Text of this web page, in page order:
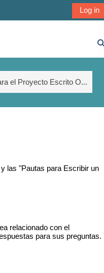
Log in
el Proyecto Escrito O...
las "Pautas para Escribir un
relacionado con el
para sus preguntas.